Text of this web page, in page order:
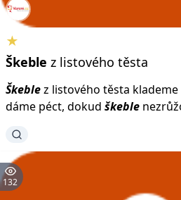
★
Škeble z listového těsta
Škeblez listového těsta
dáme péct, dokud škeble
132